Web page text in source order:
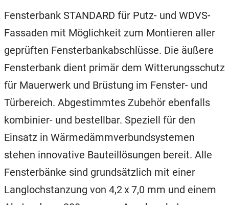
Fensterbank STANDARD für Putz- und WDVS-
Fassaden mit Möglichkeit zum Montieren aller
geprüften Fensterbankabschlüsse. Die äußere
Fensterbank dient primär dem Witterungsschutz
für Mauerwerk und Brüstung im Fenster- und
Türbereich. Abgestimmtes Zubehör ebenfalls
kombinier- und bestellbar. Speziell für den
Einsatz in Wärmedämmverbundsystemen
stehen innovative Bauteillösungen bereit. Alle
Fensterbänke sind grundsätzlich mit einer
Langlochstanzung von 4,2 x 7,0 mm und einem